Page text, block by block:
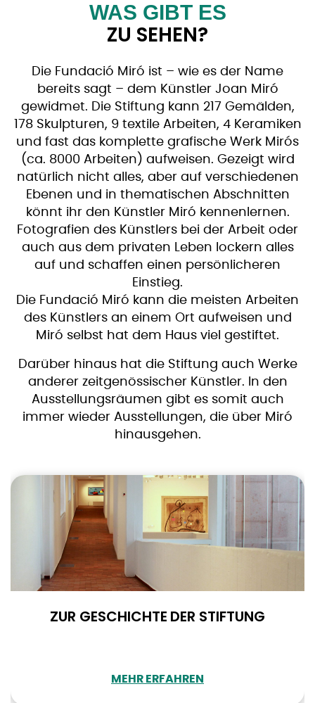
WAS GIBT ES
ZU SEHEN?
Die Fundació Miró ist – wie es der Name
bereits sagt – dem Künstler Joan Miró
gewidmet. Die Stiftung kann 217 Gemälden,
178 Skulpturen, 9 textile Arbeiten, 4 Keramiken
und fast das komplette grafische Werk Mirós
(ca. 8000 Arbeiten) aufweisen. Gezeigt wird
natürlich nicht alles, aber auf verschiedenen
Ebenen und in thematischen Abschnitten
könnt ihr den Künstler Miró kennenlernen.
Fotografien des Künstlers bei der Arbeit oder
auch aus dem privaten Leben lockern alles
auf und schaffen einen persönlicheren
Einstieg.
Die Fundació Miró kann die meisten Arbeiten
des Künstlers an einem Ort aufweisen und
Miró selbst hat dem Haus viel gestiftet.
Darüber hinaus hat die Stiftung auch Werke
anderer zeitgenössischer Künstler. In den
Ausstellungsräumen gibt es somit auch
immer wieder Ausstellungen, die über Miró
hinausgehen.
ZUR GESCHICHTE DER STIFTUNG
MEHR ERFAHREN